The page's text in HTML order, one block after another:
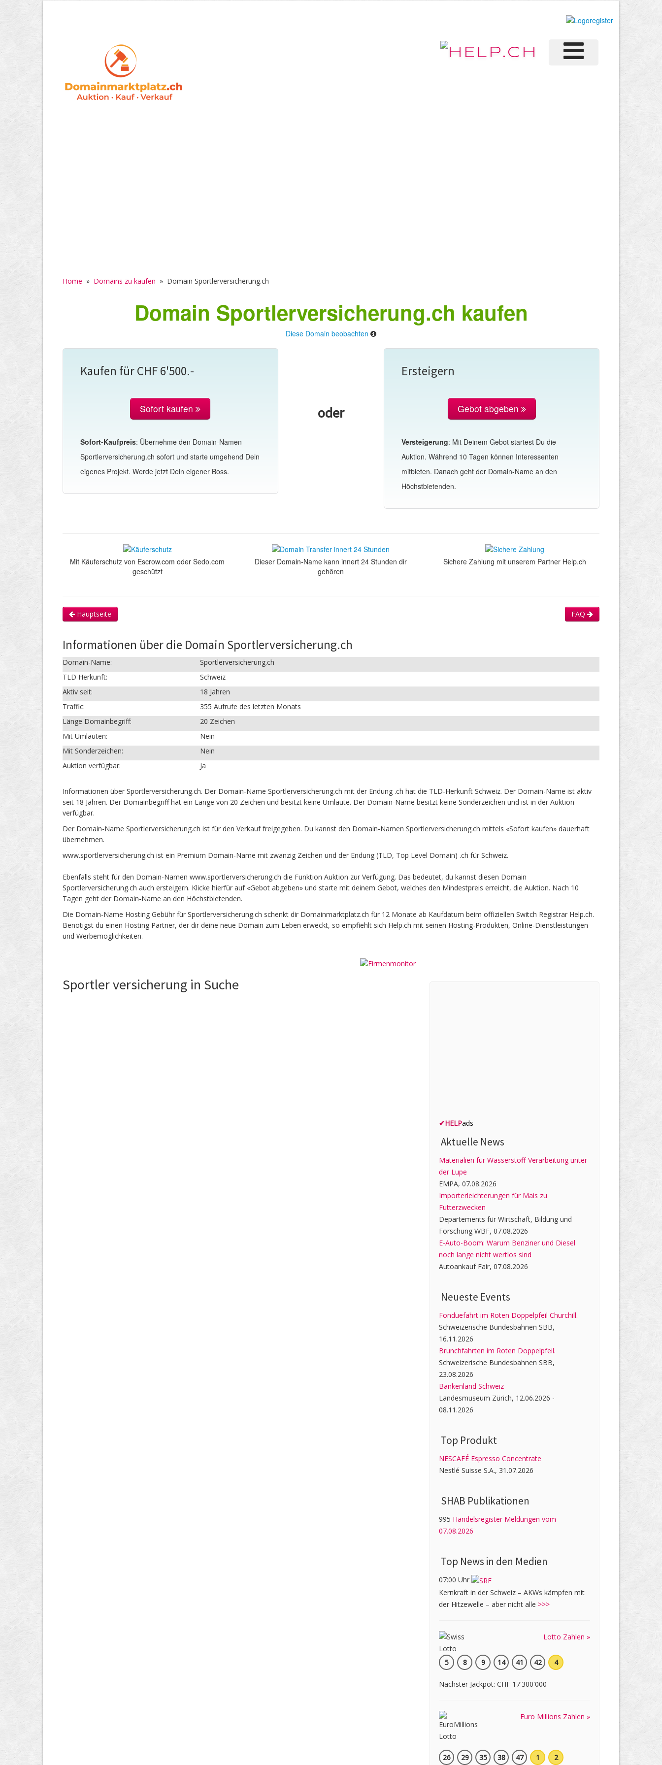
Home » Domains zu kaufen » Domain Sportlerversicherung.ch
Domain Sportlerversicherung.ch kaufen
Diese Domain beobachten
Kaufen für CHF 6'500.-
Sofort kaufen
Sofort-Kaufpreis: Übernehme den Domain-Namen
Sportlerversicherung.ch sofort und starte umgehend Dein
eigenes Projekt. Werde jetzt Dein eigener Boss.
oder
Ersteigern
Gebot abgeben
Versteigerung: Mit Deinem Gebot startest Du die
Auktion. Während 10 Tagen können Interessenten
mitbieten. Danach geht der Domain-Name an den
Höchstbietenden.
Mit Käuferschutz von Escrow.com oder Sedo.com
geschützt
Dieser Domain-Name kann innert 24 Stunden dir
gehören
Sichere Zahlung mit unserem Partner Help.ch
Hauptseite FAQ
Informationen über die Domain Sportlerversicherung.ch
Domain-Name:
Sportlerversicherung.ch
TLD Herkunft:
Schweiz
Aktiv seit:
18 Jahren
Traffic:
355 Aufrufe des letzten Monats
Länge Domainbegriff:
20 Zeichen
Mit Umlauten:
Nein
Mit Sonderzeichen:
Nein
Auktion verfügbar:
Ja
Informationen über Sportlerversicherung.ch. Der Domain-Name Sportlerversicherung.ch mit der Endung .ch hat die TLD-Herkunft Schweiz. Der Domain-Name ist aktiv
seit 18 Jahren. Der Domainbegriff hat ein Länge von 20 Zeichen und besitzt keine Umlaute. Der Domain-Name besitzt keine Sonderzeichen und ist in der Auktion
verfügbar.
Der Domain-Name Sportlerversicherung.ch ist für den Verkauf freigegeben. Du kannst den Domain-Namen Sportlerversicherung.ch mittels «Sofort kaufen» dauerhaft
übernehmen.
www.sportlerversicherung.ch ist ein Premium Domain-Name mit zwanzig Zeichen und der Endung (TLD, Top Level Domain) .ch für Schweiz.
Ebenfalls steht für den Domain-Namen www.sportlerversicherung.ch die Funktion Auktion zur Verfügung. Das bedeutet, du kannst diesen Domain
Sportlerversicherung.ch auch ersteigern. Klicke hierfür auf «Gebot abgeben» und starte mit deinem Gebot, welches den Mindestpreis erreicht, die Auktion. Nach 10
Tagen geht der Domain-Name an den Höchstbietenden.
Die Domain-Name Hosting Gebühr für Sportlerversicherung.ch schenkt dir Domainmarktplatz.ch für 12 Monate ab Kaufdatum beim offiziellen Switch Registrar Help.ch.
Benötigst du einen Hosting Partner, der dir deine neue Domain zum Leben erweckt, so empfiehlt sich Help.ch mit seinen Hosting-Produkten, Online-Dienstleistungen
und Werbemöglichkeiten.
Sportler versicherung in Suche
✔HELPads
Aktuelle News
Materialien für Wasserstoff-Verarbeitung unter
der Lupe
EMPA, 07.08.2026
Importerleichterungen für Mais zu
Futterzwecken
Departements für Wirtschaft, Bildung und
Forschung WBF, 07.08.2026
E-Auto-Boom: Warum Benziner und Diesel
noch lange nicht wertlos sind
Autoankauf Fair, 07.08.2026
Neueste Events
Fonduefahrt im Roten Doppelpfeil Churchill.
Schweizerische Bundesbahnen SBB,
16.11.2026
Brunchfahrten im Roten Doppelpfeil.
Schweizerische Bundesbahnen SBB,
23.08.2026
Bankenland Schweiz
Landesmuseum Zürich, 12.06.2026 -
08.11.2026
Top Produkt
NESCAFÉ Espresso Concentrate
Nestlé Suisse S.A., 31.07.2026
SHAB Publi­kati­onen
995 Handelsregister Meldungen vom
07.08.2026
Top News in den Medien
07:00 Uhr
Kernkraft in der Schweiz – AKWs kämpfen mit
der Hitzewelle – aber nicht alle >>>
Lotto Zahlen »
5 8 9 14 41 42 4
Nächster Jackpot: CHF 17'300'000
Euro Millions Zahlen »
26 29 35 38 47 1 2